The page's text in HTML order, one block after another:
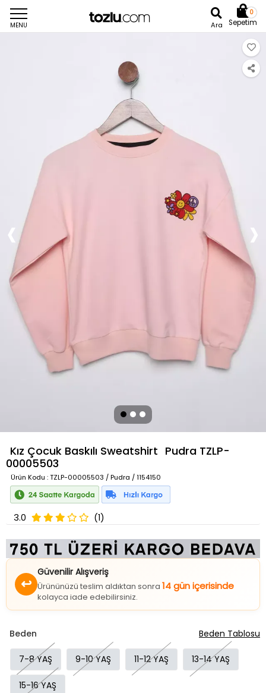
MENU Ara
0
Sepetim
Kız Çocuk Baskılı Sweatshirt Pudra TZLP-
00005503
Ürün Kodu : TZLP-00005503 / Pudra / 1154150
3.0 (1)
↩
Güvenilir Alışveriş
Ürününüzü teslim aldıktan sonra 14 gün içerisinde
kolayca iade edebilirsiniz.
Beden
7-8 YAŞ 9-10 YAŞ 11-12 YAŞ 13-14 YAŞ
15-16 YAŞ
Beden Tablosu